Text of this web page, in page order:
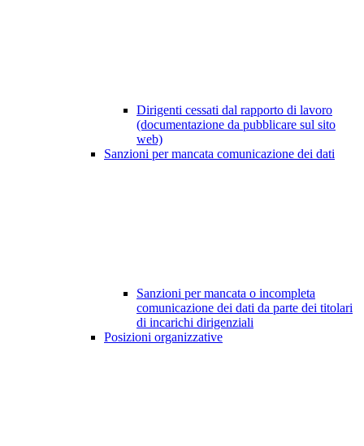
Dirigenti cessati dal rapporto di lavoro
(documentazione da pubblicare sul sito
web)
Sanzioni per mancata comunicazione dei dati
Sanzioni per mancata o incompleta
comunicazione dei dati da parte dei titolari
di incarichi dirigenziali
Posizioni organizzative